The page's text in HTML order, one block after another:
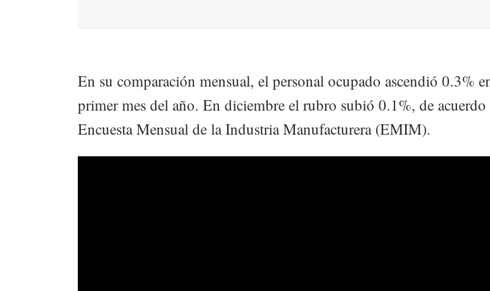
En su comparación mensual, el personal ocupado ascendió 0.3%
primer mes del año. En diciembre el rubro subió 0.1%, de
Encuesta Mensual de la Industria Manufacturera (EMIM).